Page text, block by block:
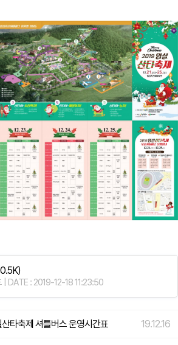
| DATE : 2019-12-18 11:23:50
타축제 셔틀버스 운영시간표 19.12.16